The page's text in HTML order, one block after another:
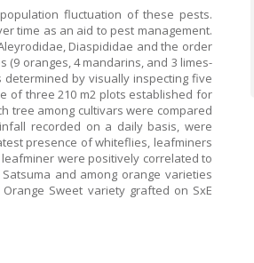
fluctuation of these pests.
time as an aid to pest management.
Diaspididae and the order
(9 oranges, 4 mandarins, and 3 limes-
determined by visually inspecting five
of three 210 m2 plots established for
tree among cultivars were compared
recorded on a daily basis, were
presence of whiteflies, leafminers
were positively correlated to
and among orange varieties
Sweet variety grafted on SxE